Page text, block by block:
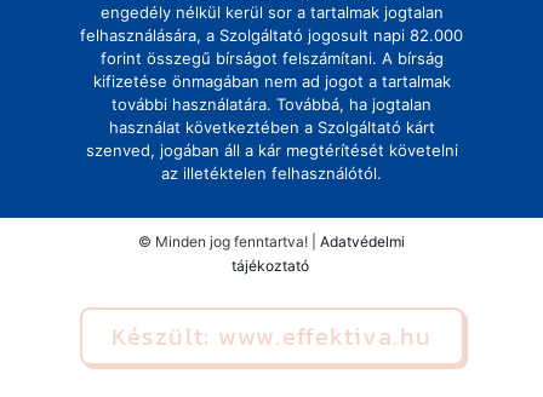
engedély nélkül kerül sor a tartalmak jogtalan
felhasználására, a Szolgáltató jogosult napi 82.000
forint összegű bírságot felszámítani. A bírság
kifizetése önmagában nem ad jogot a tartalmak
további használatára. Továbbá, ha jogtalan
használat következtében a Szolgáltató kárt
szenved, jogában áll a kár megtérítését követelni
az illetéktelen felhasználótól.
© Minden jog fenntartva! | Adatvédelmi
tájékoztató
Készült: www.effektiva.hu